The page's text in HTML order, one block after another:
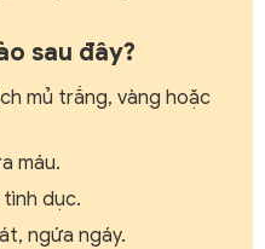
sau đây?
mủ trắng, vàng hoặc
máu.
dục.
ngứa ngáy.